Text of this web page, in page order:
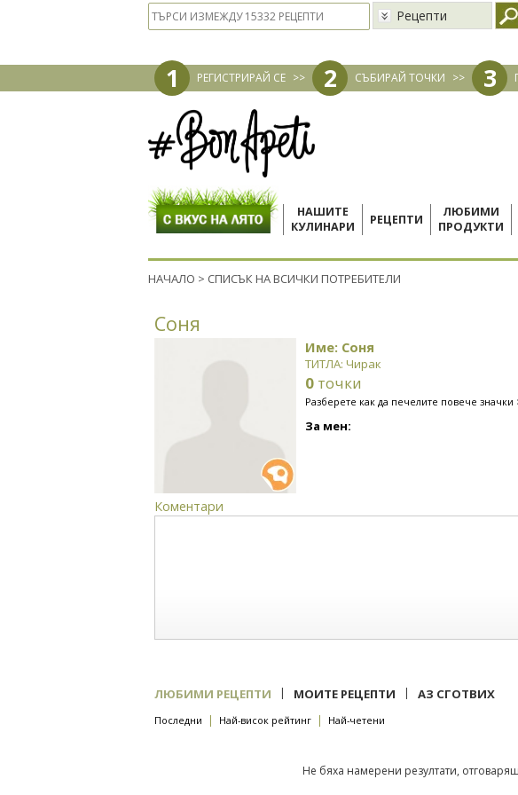
Рецепти
1 РЕГИСТРИРАЙ СЕ >> 2 СЪБИРАЙ ТОЧКИ >> 3
НАШИТЕ
КУЛИНАРИ
РЕЦЕПТИ
ЛЮБИМИ
ПРОДУКТИ
НАЧАЛО > СПИСЪК НА ВСИЧКИ ПОТРЕБИТЕЛИ
Соня
Име: Соня
ТИТЛА: Чирак
0 точки
Разберете как да печелите повече значки
За мен:
Коментари
ЛЮБИМИ РЕЦЕПТИ | МОИТЕ РЕЦЕПТИ | АЗ СГОТВИХ
Последни | Най-висок рейтинг | Най-четени
Не бяха намерени резултати,